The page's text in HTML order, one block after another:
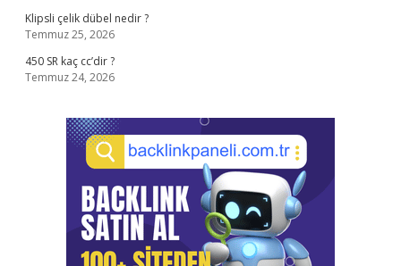
Klipsli çelik dübel nedir ?
Temmuz 25, 2026
450 SR kaç cc’dir ?
Temmuz 24, 2026